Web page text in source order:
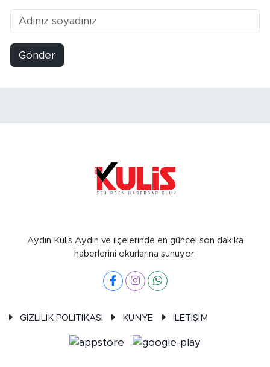
Gönder
Aydın Kulis Aydın ve ilçelerinde en güncel son dakika
haberlerini okurlarına sunuyor.
GİZLİLİK POLİTİKASI KÜNYE İLETİŞİM